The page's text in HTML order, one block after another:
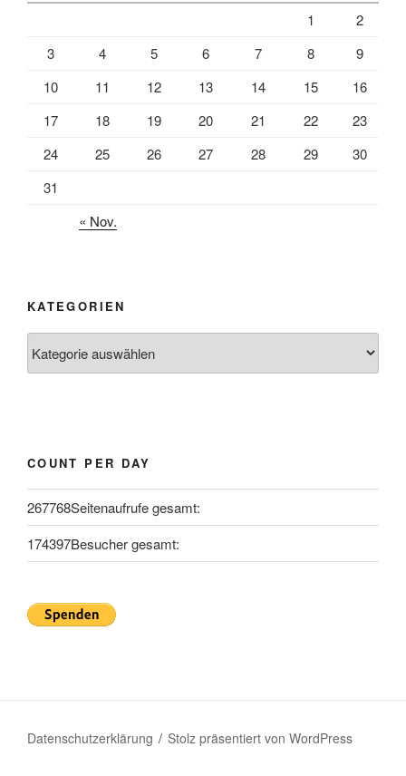
1
2
3
4 5 6 7 8
9
10
11 12 13 14 15
16
17
18 19 20 21 22
23
24
25 26 27 28 29
30
31
« Nov.
KATEGORIEN
COUNT PER DAY
267768Seitenaufrufe gesamt:
174397Besucher gesamt:
Datenschutzerklärung Stolz präsentiert von WordPress